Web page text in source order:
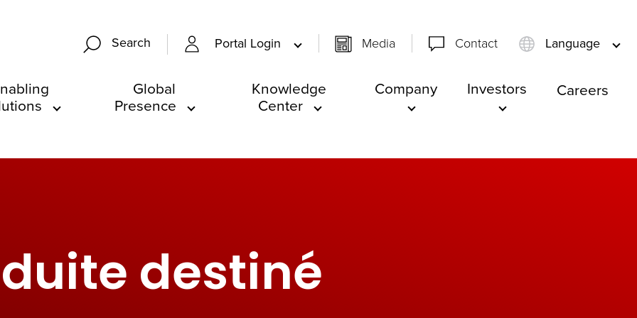
Search Portal Login Media Contact Language
Global
Presence
Knowledge
Center
Company Investors Careers
destiné